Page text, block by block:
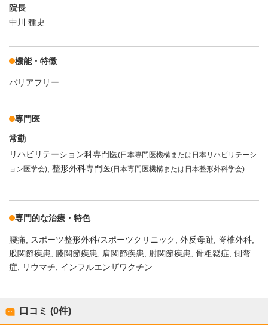
院長
中川 種史
機能・特徴
バリアフリー
専門医
常勤
リハビリテーション科専門医(日本専門医機構または日本リハビリテーシ
ョン医学会) 整形外科専門医(日本専門医機構または日本整形外科学会)
専門的な治療・特色
腰痛 スポーツ整形外科/スポーツクリニック 外反母趾
脊椎外科
股関節疾患
膝関節疾患 肩関節疾患 肘関節疾患 骨粗鬆症 側弯
症
リウマチ インフルエンザワクチン
口コミ (0件)